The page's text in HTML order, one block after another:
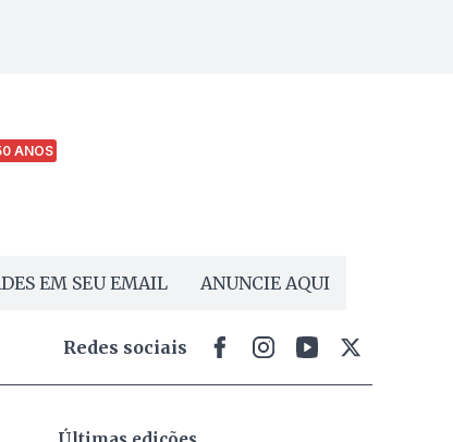
ANOS
EM SEU EMAIL ANUNCIE AQUI
Redes sociais